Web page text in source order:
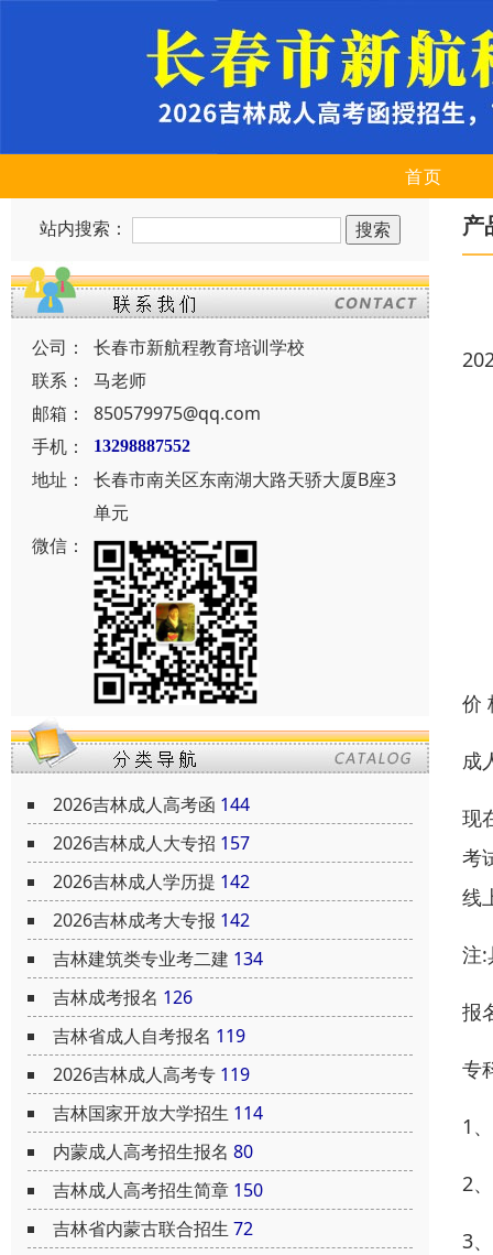
首页
站内搜索：
公司：
长春市新航程教育培训学校
联系：
马老师
邮箱：
850579975@qq.com
手机：
13298887552
地址：
长春市南关区东南湖大路天骄大厦B座3
单元
微信：
2026吉林成人高考函 144
2026吉林成人大专招 157
2026吉林成人学历提 142
2026吉林成考大专报 142
吉林建筑类专业考二建 134
吉林成考报名 126
吉林省成人自考报名 119
2026吉林成人高考专 119
吉林国家开放大学招生 114
内蒙成人高考招生报名 80
吉林成人高考招生简章 150
吉林省内蒙古联合招生 72
产
价
成
现
考
线
注:
报
专
1
2
3